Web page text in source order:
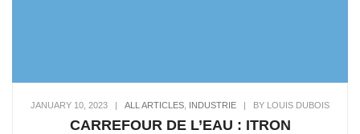
JANUARY 10, 2023 | ALL ARTICLES INDUSTRIE | BY LOUIS DUBOIS
CARREFOUR DE L’EAU : ITRON